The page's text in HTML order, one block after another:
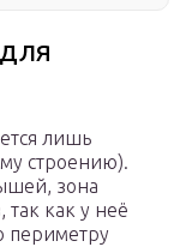
лишь
строению).
зона
как у неё
периметру